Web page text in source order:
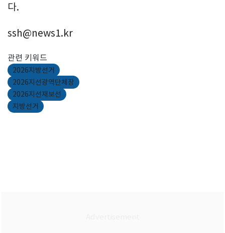
다.
ssh@news1.kr
관련 키워드
2026지방선거
2026지선광역단체장
2026지선재보선
지방선거